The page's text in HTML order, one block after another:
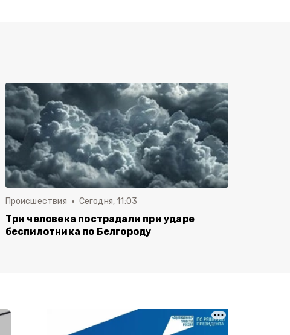
Происшествия Сегодня, 11:03
Три человека пострадали при ударе
беспилотника по Белгороду